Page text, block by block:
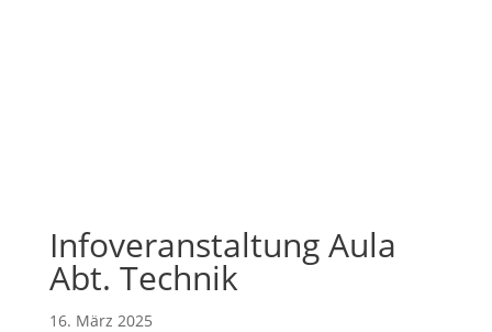
Infoveranstaltung Aula
Abt. Technik
16. März 2025